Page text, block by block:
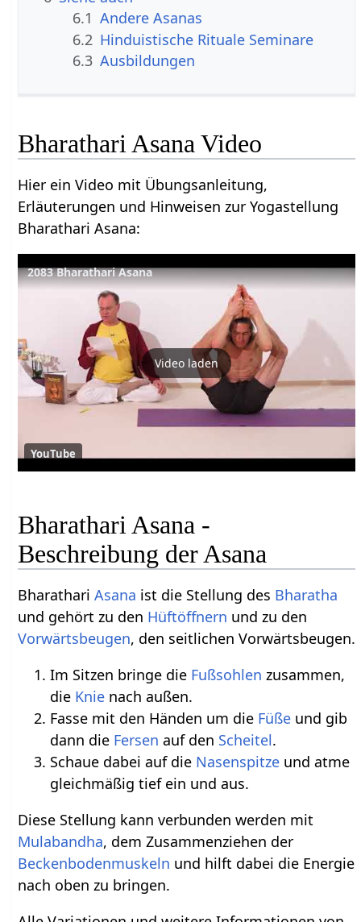
6.1 Andere Asanas
6.2 Hinduistische Rituale Seminare
6.3 Ausbildungen
Bharathari Asana Video
Hier ein Video mit Übungsanleitung,
Erläuterungen und Hinweisen zur Yogastellung
Bharathari Asana:
2083 Bharathari Asana
Video laden
YouTube
Bharathari Asana -
Beschreibung der Asana
BharathariAsana ist die Stellung des Bharatha
und gehört zu den Hüftöffnern und zu den
Vorwärtsbeugen, den seitlichen Vorwärtsbeugen.
Im Sitzen bringe die Fußsohlen zusammen,
die Knie nach außen.
Fasse mit den Händen um die Füße und gib
dann die Fersen auf den Scheitel.
Schaue dabei auf die Nasenspitze und atme
gleichmäßig tief ein und aus.
Diese Stellung kann verbunden werden mit
Mulabandha, dem Zusammenziehen der
Beckenbodenmuskeln und hilft dabei die Energie
nach oben zu bringen.